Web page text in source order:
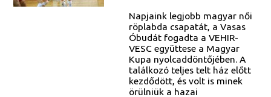
Napjaink legjobb magyar női
röplabda csapatát, a Vasas
Óbudát fogadta a VEHIR-
VESC együttese a Magyar
Kupa nyolcaddöntőjében. A
találkozó teljes telt ház előtt
kezdődött, és volt is minek
örülniük a hazai